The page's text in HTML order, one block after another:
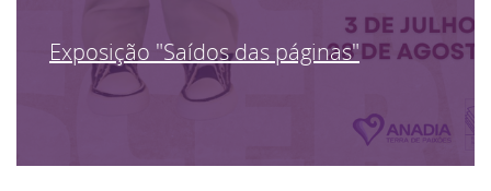
Exposição "Saídos das páginas"